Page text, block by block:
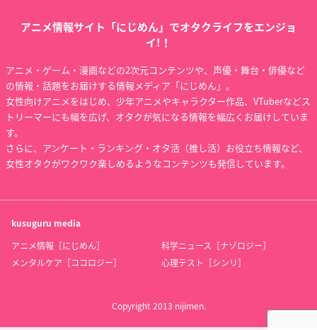
アニメ情報サイト「にじめん」でオタクライフをエンジョ
イ!！
アニメ・ゲーム・漫画などの2次元コンテンツや、声優・舞台・俳優など
の情報・話題をお届けする情報メディア「にじめん」。
女性向けアニメをはじめ、少年アニメやキャラクター作品、VTuberなどス
トリーマーにも幅を広げ、オタクが気になる情報を幅広くお届けしていま
す。
さらに、アンケート・ランキング・オタ活（推し活）お役立ち情報など、
女性オタクがワクワク楽しめるようなコンテンツも発信しています。
kusuguru media
アニメ情報［にじめん］
科学ニュース［ナゾロジー］
メンタルケア［ココロジー］
心理テスト［シンリ］
Copyright 2013 nijimen.